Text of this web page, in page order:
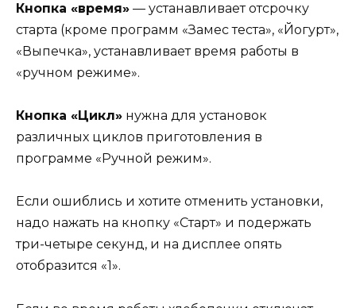
Кнопка «время» — устанавливает отсрочку
старта (кроме программ «Замес теста», «Йогурт»,
«Выпечка», устанавливает время работы в
«ручном режиме».
Кнопка «Цикл» нужна для установок
различных циклов приготовления в
программе «Ручной режим».
Если ошиблись и хотите отменить установки,
надо нажать на кнопку «Старт» и подержать
три-четыре секунд, и на дисплее опять
отобразится «1».